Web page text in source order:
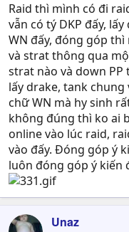
Raid thì mình có đi
vẫn có tý DKP đấy,
WN đấy, đóng góp
và strat thông qua
strat nào và down
lấy drake, tank
chữ WN mà hy sinh
không đúng thì ko ai
online vào lúc raid,
vào đấy. Đóng góp ý
luôn đóng góp ý kiến
Unaz